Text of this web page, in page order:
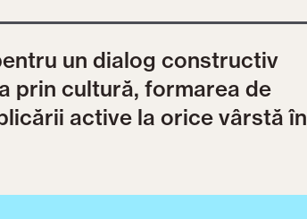
un dialog constructiv
prin cultură, formarea de
active la orice vârstă în